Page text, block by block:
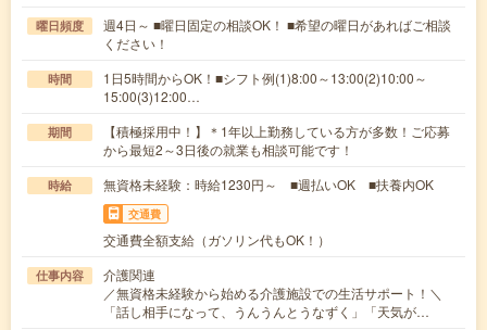
曜日頻度
週4日～ ■曜日固定の相談OK！ ■希望の曜日があればご相談
ください！
時間
1日5時間からOK！■シフト例(1)8:00～13:00(2)10:00～
15:00(3)12:00…
期間
【積極採用中！】＊1年以上勤務している方が多数！ご応募
から最短2～3日後の就業も相談可能です！
時給 無資格未経験：時給1230円～ ■週払いOK ■扶養内OK
交通費
交通費全額支給（ガソリン代もOK！）
仕事内容
介護関連
／無資格未経験から始める介護施設での生活サポート！＼
「話し相手になって、うんうんとうなずく」「天気が…